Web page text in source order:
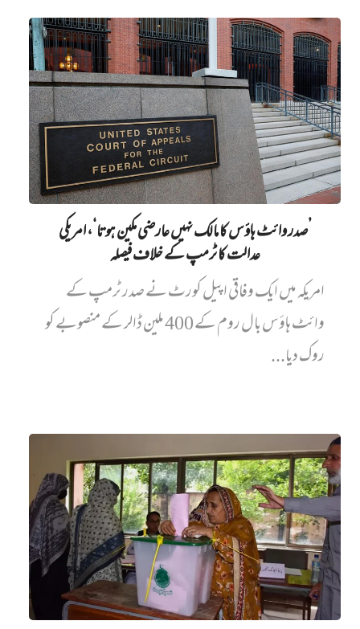
’صدر وائٹ ہاؤس کا مالک نہیں‌ عارضی مکین ہوتا‘، امریکی
عدالت کا ٹرمپ کے خلاف فیصلہ
امریکہ میں ایک وفاقی اپیل کورٹ نے صدر ٹرمپ کے
وائٹ ہاؤس بال روم کے 400 ملین ڈالر کے منصوبے کو
روک دیا...